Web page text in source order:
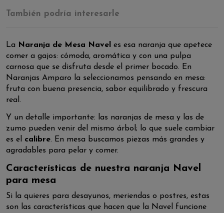
También podría interesarle
La Naranja de Mesa Navel es esa naranja que apetece
comer a gajos: cómoda, aromática y con una pulpa
carnosa que se disfruta desde el primer bocado. En
Naranjas Amparo la seleccionamos pensando en mesa:
fruta con buena presencia, sabor equilibrado y frescura
real.
Y un detalle importante: las naranjas de mesa y las de
zumo pueden venir del mismo árbol; lo que suele cambiar
es el calibre. En mesa buscamos piezas más grandes y
agradables para pelar y comer.
Características de nuestra naranja Navel
para mesa
Si la quieres para desayunos, meriendas o postres, estas
son las características que hacen que la Navel funcione